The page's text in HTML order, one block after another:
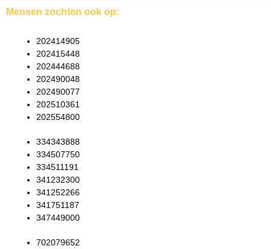
Mensen zochten ook op:
202414905
202415448
202444688
202490048
202490077
202510361
202554800
334343888
334507750
334511191
341232300
341252266
341751187
347449000
702079652